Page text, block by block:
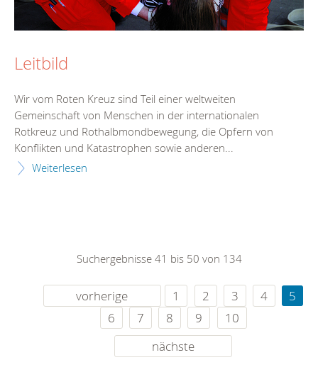
Leitbild
Wir vom Roten Kreuz sind Teil einer weltweiten
Gemeinschaft von Menschen in der internationalen
Rotkreuz und Rothalbmondbewegung, die Opfern von
Konflikten und Katastrophen sowie anderen...
Weiterlesen
Suchergebnisse 41 bis 50 von 134
vorherige 1 2 3 4
5
6
7 8 9
10
nächste